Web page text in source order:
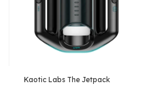
Kaotic Labs The Jetpack